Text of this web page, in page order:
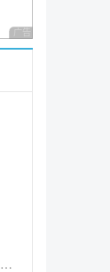
广告 商业广告，理性
Qt串口通信开发之Qt串口通信模块QSerialPort开发完整实例（串口助